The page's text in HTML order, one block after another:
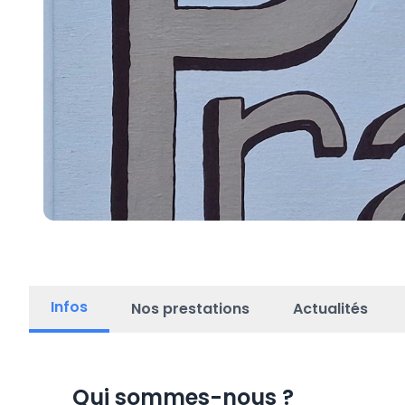
Infos Nos prestations Actualités
Qui sommes-nous ?